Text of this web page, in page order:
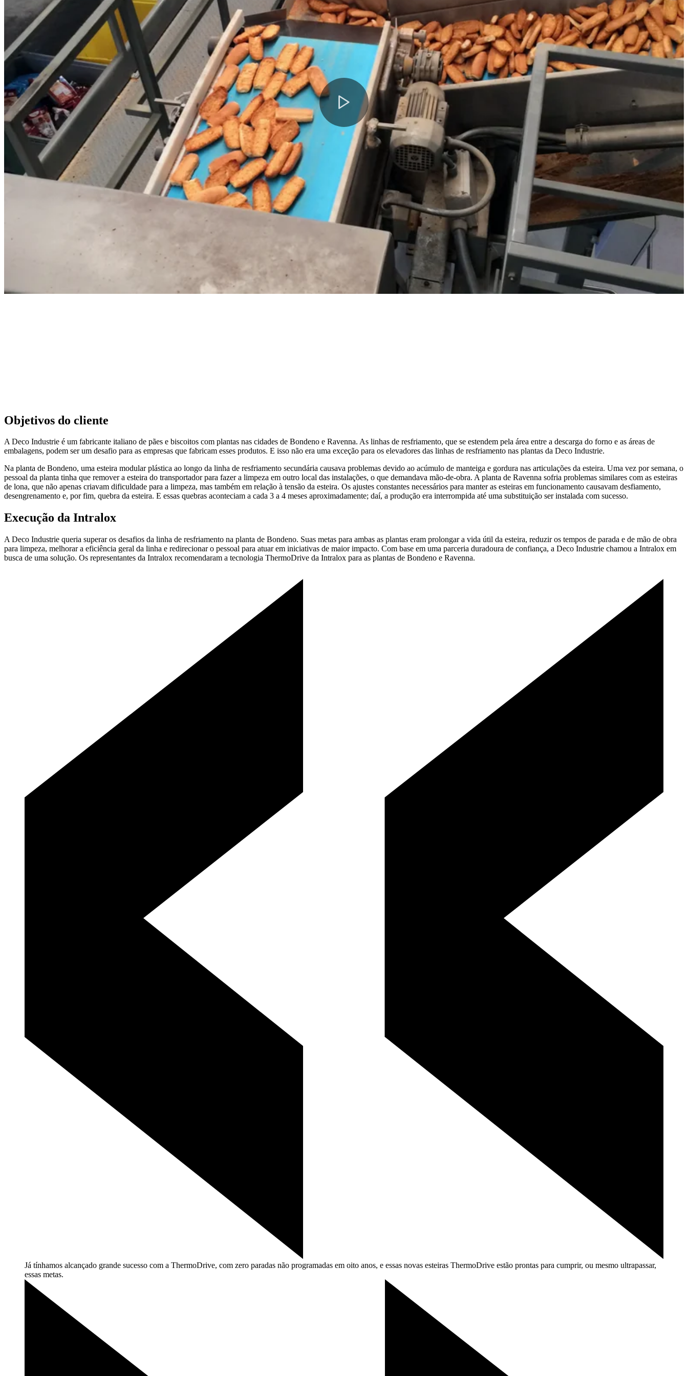
Objetivos do cliente
A Deco Industrie é um fabricante italiano de pães e biscoitos com plantas nas cidades de Bondeno e Ravenna. As linhas de resfriamento, que se estendem pela área entre a descarga do forno e as áreas de
embalagens, podem ser um desafio para as empresas que fabricam esses produtos. E isso não era uma exceção para os elevadores das linhas de resfriamento nas plantas da Deco Industrie.
Na planta de Bondeno, uma esteira modular plástica ao longo da linha de resfriamento secundária causava problemas devido ao acúmulo de manteiga e gordura nas articulações da esteira. Uma vez por semana, o
pessoal da planta tinha que remover a esteira do transportador para fazer a limpeza em outro local das instalações, o que demandava mão-de-obra. A planta de Ravenna sofria problemas similares com as esteiras
de lona, que não apenas criavam dificuldade para a limpeza, mas também em relação à tensão da esteira. Os ajustes constantes necessários para manter as esteiras em funcionamento causavam desfiamento,
desengrenamento e, por fim, quebra da esteira. E essas quebras aconteciam a cada 3 a 4 meses aproximadamente; daí, a produção era interrompida até uma substituição ser instalada com sucesso.
Execução da Intralox
A Deco Industrie queria superar os desafios da linha de resfriamento na planta de Bondeno. Suas metas para ambas as plantas eram prolongar a vida útil da esteira, reduzir os tempos de parada e de mão de obra
para limpeza, melhorar a eficiência geral da linha e redirecionar o pessoal para atuar em iniciativas de maior impacto. Com base em uma parceria duradoura de confiança, a Deco Industrie chamou a Intralox em
busca de uma solução. Os representantes da Intralox recomendaram a tecnologia ThermoDrive da Intralox para as plantas de Bondeno e Ravenna.
Já tínhamos alcançado grande sucesso com a ThermoDrive, com zero paradas não programadas em oito anos, e essas novas esteiras ThermoDrive estão prontas para cumprir, ou mesmo ultrapassar,
essas metas.